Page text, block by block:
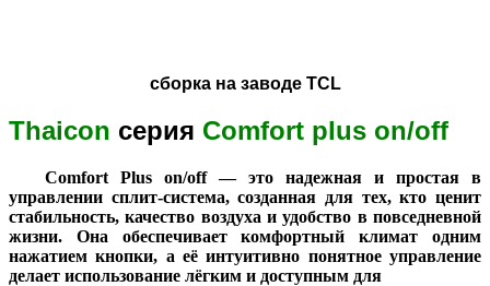
сборка на заводе TCL
Thaicon серия Comfort plus on/off
Comfort Plus on/off — это надежная и простая в
управлении сплит-система, созданная для тех, кто ценит
стабильность, качество воздуха и удобство в повседневной
жизни. Она обеспечивает комфортный климат одним
нажатием кнопки, а её интуитивно понятное управление
делает использование лёгким и доступным для